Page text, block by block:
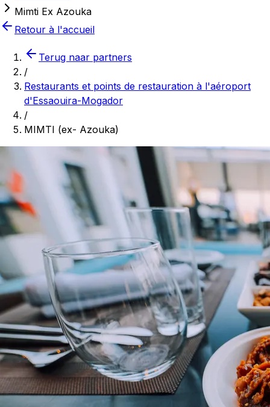
Mimti Ex Azouka
Retour à l'accueil
Terug naar partners
/
Restaurants et points de restauration à l'aéroport
d'Essaouira-Mogador
/
MIMTI (ex- Azouka)